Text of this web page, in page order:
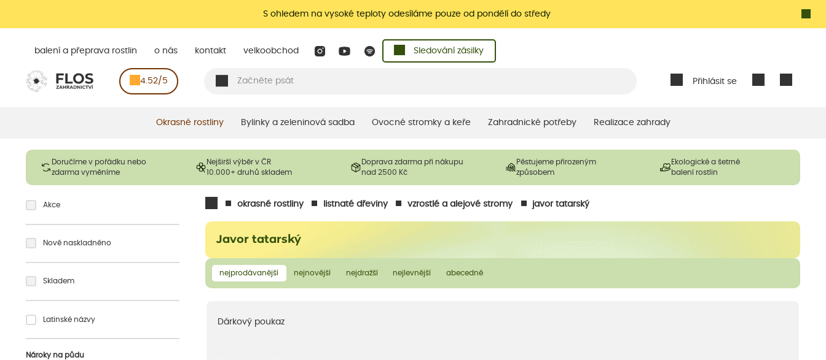
S ohledem na vysoké teploty odesíláme pouze od pondělí do středy
Přihlásit se
balení a přeprava rostlin o nás kontakt velkoobchod Sledování zásilky
4.52/5
Okrasné rostliny Bylinky a zeleninová sadba Ovocné stromky a keře Zahradnické potřeby Realizace zahrady
Doručíme v pořádku nebo
zdarma vyměníme
Nejširší výběr v ČR
10.000+ druhů skladem
Doprava zdarma při nákupu
nad 2500 Kč
Pěstujeme přirozeným
způsobem
Ekologické a šetrné
balení rostlin
okrasné rostliny listnaté dřeviny vzrostlé a alejové stromy javor tatarský
Javor tatarský
nejprodávanější nejnovější nejdražší nejlevnější abecedně
Akce
Nově naskladněno
Skladem
Latinské názvy
Nároky na půdu
Dárkový poukaz